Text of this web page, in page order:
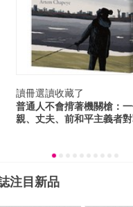
讀冊選讀收藏了
普通人不會揹著機關槍：
親、丈夫、前和平主義者
注目新品